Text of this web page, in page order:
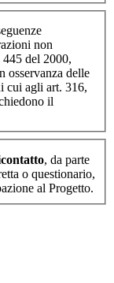
non
del 2000,
osservanza delle
cui agli art. 316,
il
, da parte
o questionario,
al Progetto.